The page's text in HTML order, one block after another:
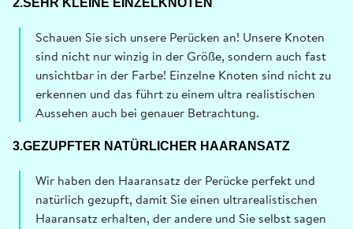
2.SEHR KLEINE EINZELKNOTEN
Schauen Sie sich unsere Perücken an! Unsere Knoten
sind nicht nur winzig in der Größe, sondern auch fast
unsichtbar in der Farbe! Einzelne Knoten sind nicht zu
erkennen und das führt zu einem ultra realistischen
Aussehen auch bei genauer Betrachtung.
3.GEZUPFTER NATÜRLICHER HAARANSATZ
Wir haben den Haaransatz der Perücke perfekt und
natürlich gezupft, damit Sie einen ultrarealistischen
Haaransatz erhalten, der andere und Sie selbst sagen